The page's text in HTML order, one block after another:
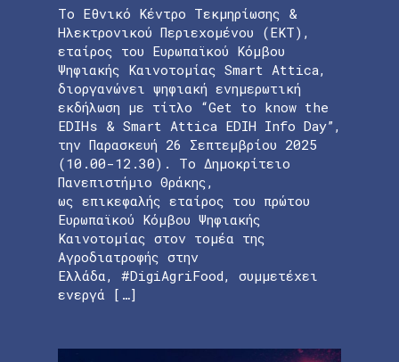
Το Εθνικό Κέντρο Τεκμηρίωσης &
Ηλεκτρονικού Περιεχομένου (ΕΚΤ),
εταίρος του Ευρωπαϊκού Κόμβου
Ψηφιακής Καινοτομίας Smart Attica,
διοργανώνει ψηφιακή ενημερωτική
εκδήλωση με τίτλο “Get to know the
EDIHs & Smart Attica EDIH Info Day”,
την Παρασκευή 26 Σεπτεμβρίου 2025
(10.00-12.30). Το Δημοκρίτειο
Πανεπιστήμιο Θράκης,
ως επικεφαλής εταίρος του πρώτου
Ευρωπαϊκού Κόμβου Ψηφιακής
Καινοτομίας στον τομέα της
Αγροδιατροφής στην
Ελλάδα, #DigiAgriFood, συμμετέχει
ενεργά […]